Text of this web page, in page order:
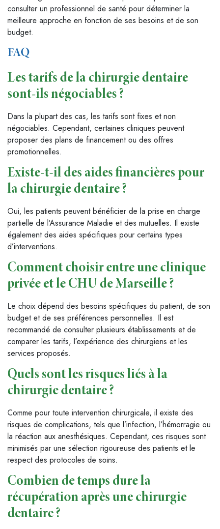
consulter un professionnel de santé pour déterminer la
meilleure approche en fonction de ses besoins et de son
budget.
FAQ
Les tarifs de la chirurgie dentaire
sont-ils négociables ?
Dans la plupart des cas, les tarifs sont fixes et non
négociables. Cependant, certaines cliniques peuvent
proposer des plans de financement ou des offres
promotionnelles.
Existe-t-il des aides financières pour
la chirurgie dentaire ?
Oui, les patients peuvent bénéficier de la prise en charge
partielle de l’Assurance Maladie et des mutuelles. Il existe
également des aides spécifiques pour certains types
d’interventions.
Comment choisir entre une clinique
privée et le CHU de Marseille ?
Le choix dépend des besoins spécifiques du patient, de son
budget et de ses préférences personnelles. Il est
recommandé de consulter plusieurs établissements et de
comparer les tarifs, l’expérience des chirurgiens et les
services proposés.
Quels sont les risques liés à la
chirurgie dentaire ?
Comme pour toute intervention chirurgicale, il existe des
risques de complications, tels que l’infection, l’hémorragie ou
la réaction aux anesthésiques. Cependant, ces risques sont
minimisés par une sélection rigoureuse des patients et le
respect des protocoles de soins.
Combien de temps dure la
récupération après une chirurgie
dentaire ?